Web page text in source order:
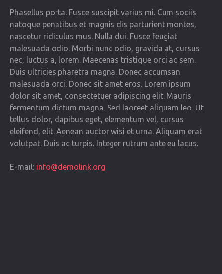
Phasellus porta. Fusce suscipit varius mi. Cum sociis
natoque penatibus et magnis dis parturient montes,
nascetur ridiculus mus. Nulla dui. Fusce feugiat
malesuada odio. Morbi nunc odio, gravida at, cursus
nec, luctus a, lorem. Maecenas tristique orci ac sem.
Duis ultricies pharetra magna. Donec accumsan
malesuada orci. Donec sit amet eros. Lorem ipsum
dolor sit amet, consectetuer adipiscing elit. Mauris
fermentum dictum magna. Sed laoreet aliquam leo. Ut
tellus dolor, dapibus eget, elementum vel, cursus
eleifend, elit. Aenean auctor wisi et urna. Aliquam erat
volutpat. Duis ac turpis. Integer rutrum ante eu lacus.
E-mail: info@demolink.org